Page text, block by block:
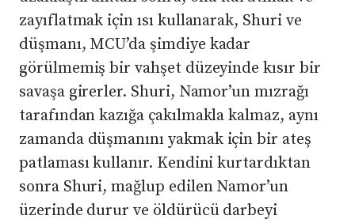
zayıflatmak için ısı kullanarak, Shuri ve
düşmanı, MCU’da şimdiye kadar
görülmemiş bir vahşet düzeyinde kısır bir
savaşa girerler. Shuri, Namor’un mızrağı
tarafından kazığa çakılmakla kalmaz, aynı
zamanda düşmanını yakmak için bir ateş
patlaması kullanır. Kendini kurtardıktan
sonra Shuri, mağlup edilen Namor’un
üzerinde durur ve öldürücü darbeyi